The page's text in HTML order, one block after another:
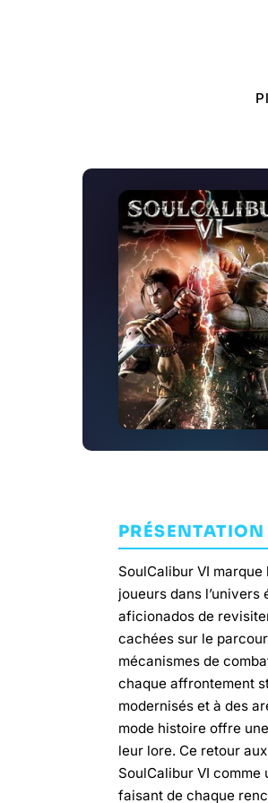
PRÉSENTATION
SoulCalibur VI
joueurs dans l’univers
aficionados de
cachées sur le
mécanismes de
chaque affrontement
modernisés et à des
mode histoire offre
leur lore. Ce retour
SoulCalibur VI
faisant de chaque